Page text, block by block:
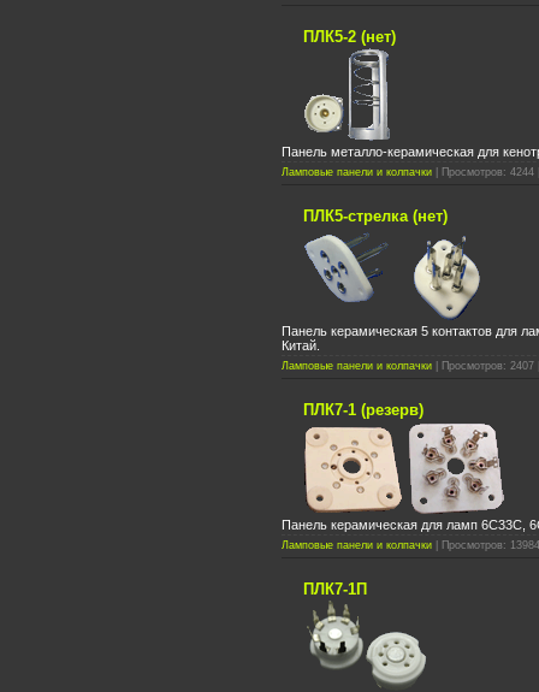
ПЛК5-2 (нет)
Панель металло-керамическая для
Ламповые панели и колпачки | Просмотров:
ПЛК5-стрелка (нет)
Панель керамическая 5 контактов для
Китай.
Ламповые панели и колпачки | Просмотров: 2407
ПЛК7-1 (резерв)
Панель керамическая для ламп 6С33С,
Ламповые панели и колпачки | Просмотров:
ПЛК7-1П